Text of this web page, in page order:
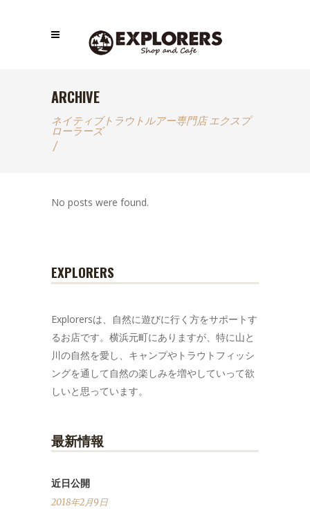
ARCHIVE
ネイティブトラウトルアー専門店 エクスプ
ローラーズ
/
No posts were found.
EXPLORERS
Explorersは、自然に遊びに行く方をサポートす
るお店です。横浜元町にありますが、特に山と
川の自然を愛し、キャンプやトラウトフィッシ
ングを通して自然の楽しみを増やしていって欲
しいと思っています。
最新情報
近日公開
2018年2月9日